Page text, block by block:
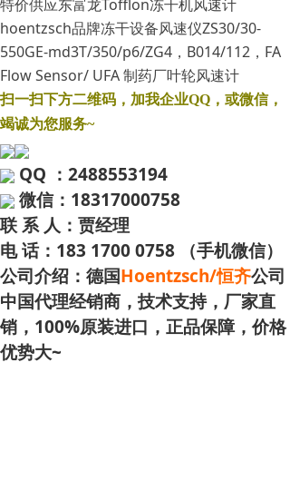
特价供应东富龙Tofflon冻干机风速计
hoentzsch品牌冻干设备风速仪ZS30/30-
550GE-md3T/350/p6/ZG4，B014/112，FA
Flow Sensor/ UFA 制药厂叶轮风速计
扫一扫下方二维码，加我企业QQ，或微信，
竭诚为您服务~
QQ ：2488553194
微信：18317000758
联 系 人：贾经理
电 话：183 1700 0758 （手机微信）
公司介绍：德国Hoentzsch/恒齐公司
中国代理经销商，技术支持，厂家直
销，100%原装进口，正品保障，价格
优势大~